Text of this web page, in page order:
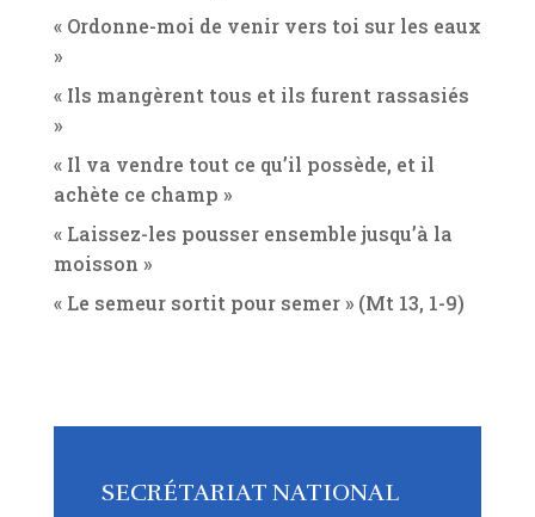
« Ordonne-moi de venir vers toi sur les eaux
»
« Ils mangèrent tous et ils furent rassasiés
»
« Il va vendre tout ce qu’il possède, et il
achète ce champ »
« Laissez-les pousser ensemble jusqu’à la
moisson »
« Le semeur sortit pour semer » (Mt 13, 1-9)
SECRÉTARIAT NATIONAL